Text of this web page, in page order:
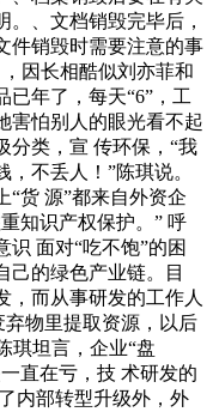
。、文档销毁完毕后，
件销毁时需要注意的事
因长相酷似刘亦菲和
已年了，每天“6”，工
害怕别人的眼光看不起
分类，宣 传环保，“我
不丢人！”陈琪说。
“货 源”都来自外资企
知识产权保护。” 呼
面对“吃不饱”的困
己的绿色产业链。目
，而从事研发的工作人
弃物里提取资源，以后
琪坦言，企业“盘
直在亏，技 术研发的
内部转型升级外，外